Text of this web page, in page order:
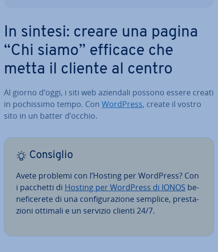
In sintesi: creare una pagina
“Chi siamo” efficace che
metta il cliente al centro
Al giorno d’oggi, i siti web aziendali possono essere creati
in po­chis­si­mo tempo. Con WordPress, create il vostro
sito in un batter d’occhio.
Consiglio
Avete problemi con l’Hosting per WordPress? Con
i pacchetti di Hosting per WordPress di IONOS be­
ne­fi­ce­re­te di una con­fi­gu­ra­zio­ne semplice, pre­sta­
zio­ni ottimali e un servizio clienti 24/7.